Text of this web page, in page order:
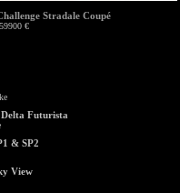
Stradale Coupé
€
Futurista
& SP2
View